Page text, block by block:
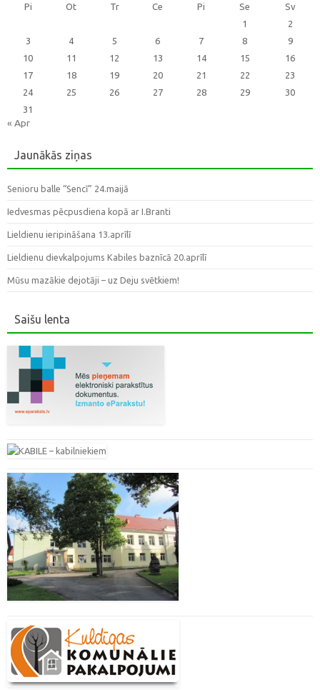
Pi
Ot Tr Ce Pi Se
Sv
1
2
3
4 5 6 7 8
9
10
11 12 13 14 15
16
17
18 19 20 21 22
23
24
25 26 27 28 29
30
31
« Apr
Jaunākās ziņas
Senioru balle “Sencī” 24.maijā
Iedvesmas pēcpusdiena kopā ar I.Branti
Lieldienu ieripināšana 13.aprīlī
Lieldienu dievkalpojums Kabiles baznīcā 20.aprīlī
Mūsu mazākie dejotāji – uz Deju svētkiem!
Saišu lenta